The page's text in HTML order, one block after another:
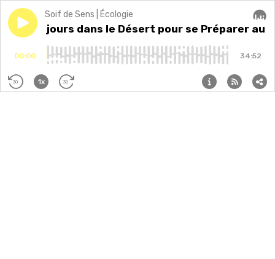
Play episode154. 120 jours dans le Désert pour se Préparer au
Soif de Sens | Écologie
120 jours dans le Désert pour se Préparer au
00:00 34:52
30 1x 30